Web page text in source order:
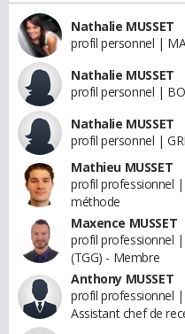
Nathalie MUSSET
profil personnel |
Nathalie MUSSET
profil personnel |
Nathalie MUSSET
profil personnel |
Mathieu MUSSET
profil professionnel
méthode
Maxence MUSSET
profil professionnel |
(TGG) - Membre
Anthony MUSSET
profil professionnel
Assistant chef de